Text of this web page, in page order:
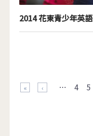
2014 花東青少年英
… 4 5